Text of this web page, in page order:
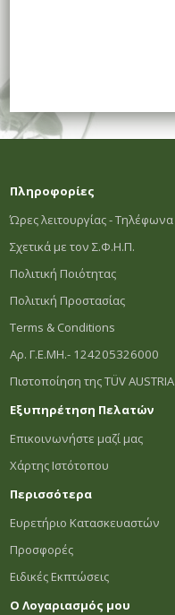
Πληροφορίες
Ώρες λειτουργίας - Τηλέφωνα
Σχετικά με τον Σ.Φ.Η.Π.
Πολιτική Ποιότητας
Πολιτική Προστασίας
Terms & Conditions
Αρ. Γ.Ε.ΜΗ.- 124205326000
Πιστοποίηση της TÜV AUSTRIA
Εξυπηρέτηση Πελατών
Επικοινωνήστε μαζί μας
Χάρτης Ιστότοπου
Περισσότερα
Ευρετήριο Κατασκευαστών
Προσφορές
Ειδικές Εκπτώσεις
Ο Λογαριασμός μου